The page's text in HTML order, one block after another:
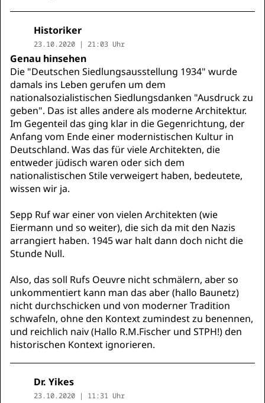
Historiker
23.10.2020 | 21:03 Uhr
Genau hinsehen
Die "Deutschen Siedlungsausstellung 1934" wurde
damals ins Leben gerufen um dem
nationalsozialistischen Siedlungsdanken "Ausdruck zu
geben". Das ist alles andere als moderne Architektur.
Im Gegenteil das ging klar in die Gegenrichtung, der
Anfang vom Ende einer modernistischen Kultur in
Deutschland. Was das für viele Architekten, die
entweder jüdisch waren oder sich dem
nationalistischen Stile verweigert haben, bedeutete,
wissen wir ja.
Sepp Ruf war einer von vielen Architekten (wie
Eiermann und so weiter), die sich da mit den Nazis
arrangiert haben. 1945 war halt dann doch nicht die
Stunde Null.
Also, das soll Rufs Oeuvre nicht schmälern, aber so
unkommentiert kann man das aber (hallo Baunetz)
nicht durchschicken und von moderner Tradition
schwafeln, ohne den Kontext zumindest zu benennen,
und reichlich naiv (Hallo R.M.Fischer und STPH!) den
historischen Kontext ignorieren.
Dr. Yikes
23.10.2020 | 11:31 Uhr